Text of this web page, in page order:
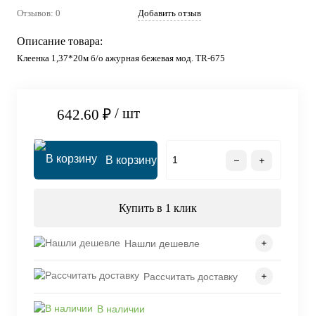
Отзывов: 0 Добавить отзыв
Описание товара:
Клеенка 1,37*20м б/о ажурная бежевая мод. TR-675
642.60 ₽ / шт
В корзину
Купить в 1 клик
Нашли дешевле
Рассчитать доставку
В наличии